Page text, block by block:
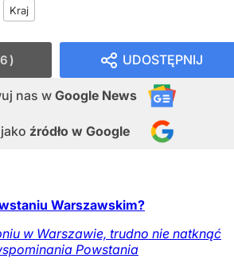
Kraj
UDOSTĘPNIJ
nas w Google News
źródło w Google
Warszawskim?
w Warszawie, trudno nie natknąć
Powstania